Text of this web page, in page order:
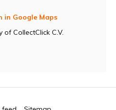
in Google Maps
CollectClick C.V.